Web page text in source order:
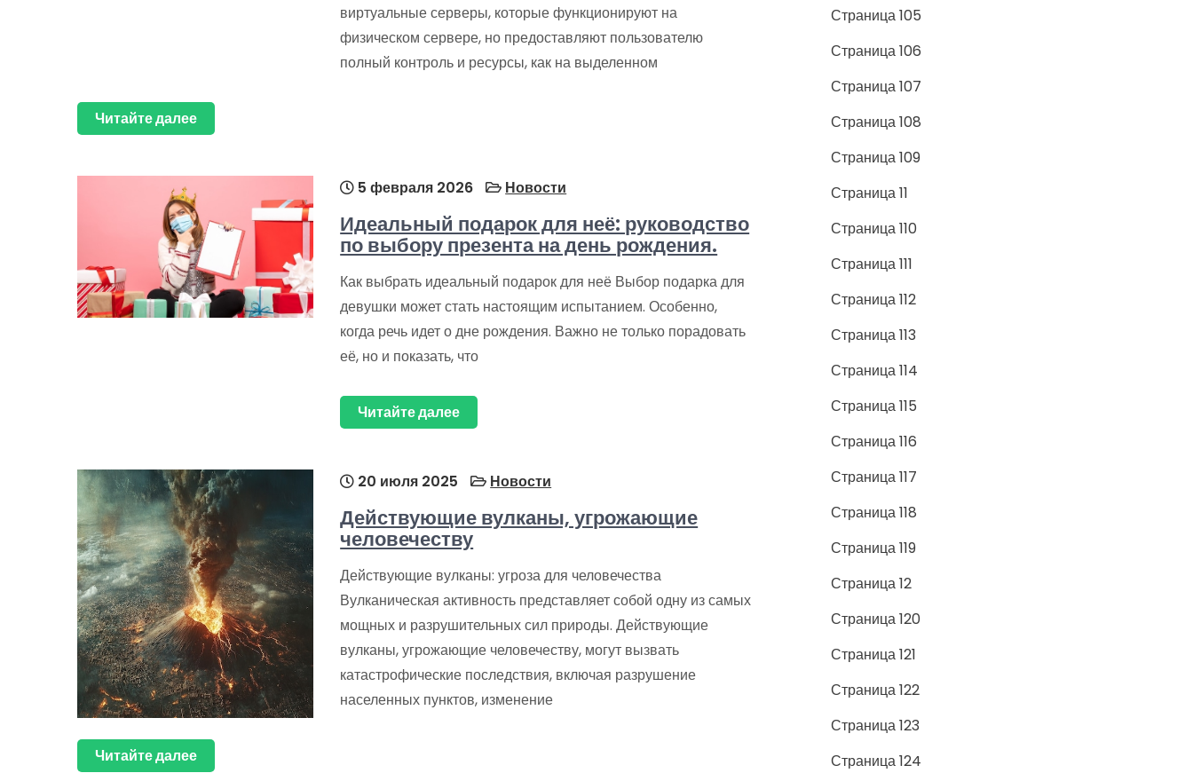
виртуальные серверы, которые функционируют на
физическом сервере, но предоставляют пользователю
полный контроль и ресурсы, как на выделенном
Читайте далее
5 февраля 2026 Новости
Идеальный подарок для неё: руководство
по выбору презента на день рождения.
Как выбрать идеальный подарок для неё Выбор подарка для
девушки может стать настоящим испытанием. Особенно,
когда речь идет о дне рождения. Важно не только порадовать
её, но и показать, что
Читайте далее
20 июля 2025 Новости
Действующие вулканы, угрожающие
человечеству
Действующие вулканы: угроза для человечества
Вулканическая активность представляет собой одну из самых
мощных и разрушительных сил природы. Действующие
вулканы, угрожающие человечеству, могут вызвать
катастрофические последствия, включая разрушение
населенных пунктов, изменение
Читайте далее
Страница 105
Страница 106
Страница 107
Страница 108
Страница 109
Страница 11
Страница 110
Страница 111
Страница 112
Страница 113
Страница 114
Страница 115
Страница 116
Страница 117
Страница 118
Страница 119
Страница 12
Страница 120
Страница 121
Страница 122
Страница 123
Страница 124